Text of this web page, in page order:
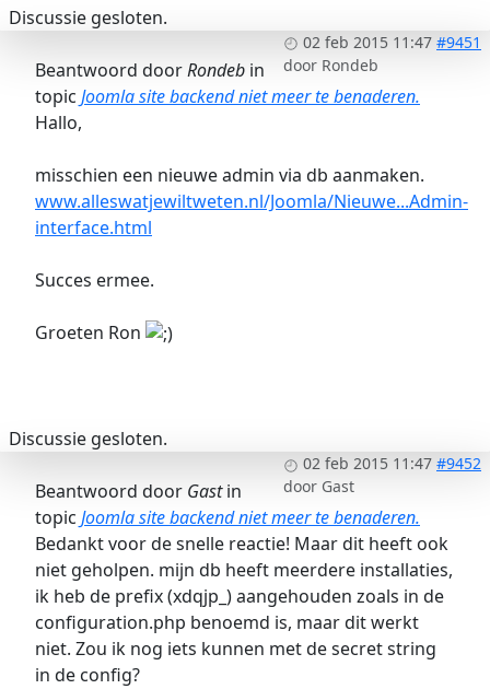
Discussie gesloten.
02 feb 2015 11:47 #9451
door Rondeb
Beantwoord doorRondeb in
topic Joomla site backend niet meer te benaderen.
Hallo,
misschien een nieuwe admin via db aanmaken.
www.alleswatjewiltweten.nl/Joomla/Nieuwe...Admin-
interface.html
Succes ermee.
Groeten Ron
Discussie gesloten.
02 feb 2015 11:47 #9452
door Gast
Beantwoord door Gastin
topic Joomla site backend niet meer te benaderen.
Bedankt voor de snelle reactie! Maar dit heeft ook
niet geholpen. mijn db heeft meerdere installaties,
ik heb de prefix (xdqjp_) aangehouden zoals in de
configuration.php benoemd is, maar dit werkt
niet. Zou ik nog iets kunnen met de secret string
in de config?